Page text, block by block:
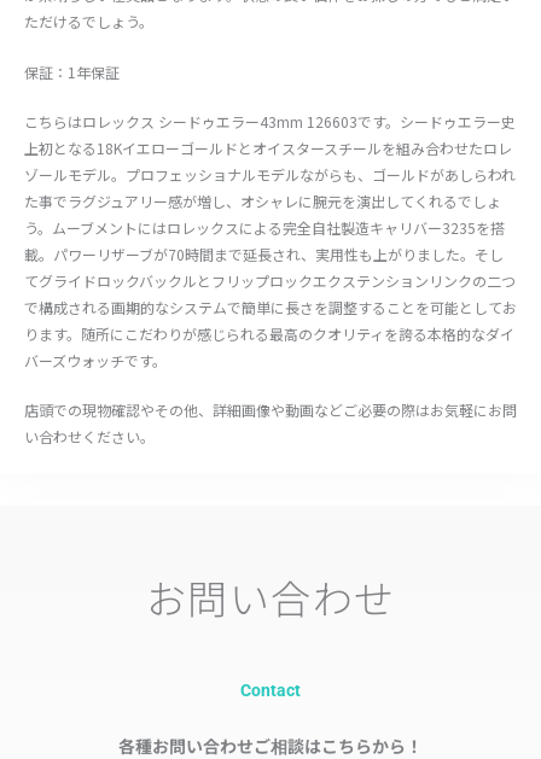
ただけるでしょう。
保証：1年保証
こちらはロレックス シードゥエラー43mm 126603です。シードゥエラー史
上初となる18Kイエローゴールドとオイスタースチールを組み合わせたロレ
ゾールモデル。プロフェッショナルモデルながらも、ゴールドがあしらわれ
た事でラグジュアリー感が増し、オシャレに腕元を演出してくれるでしょ
う。ムーブメントにはロレックスによる完全自社製造キャリバー3235を搭
載。パワーリザーブが70時間まで延長され、実用性も上がりました。そし
てグライドロックバックルとフリップロックエクステンションリンクの二つ
で構成される画期的なシステムで簡単に長さを調整することを可能としてお
ります。随所にこだわりが感じられる最高のクオリティを誇る本格的なダイ
バーズウォッチです。
店頭での現物確認やその他、詳細画像や動画などご必要の際はお気軽にお問
い合わせください。
お問い合わせ
Contact
各種お問い合わせご相談はこちらから！